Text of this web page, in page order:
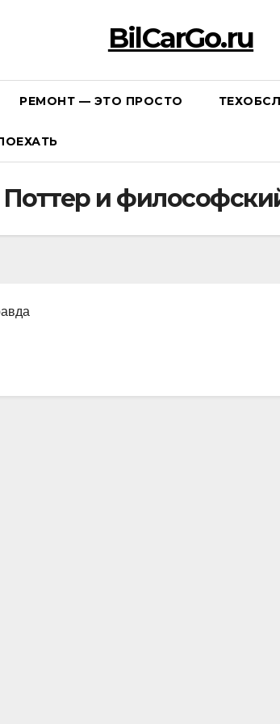
BilCarGo.ru
РЕМОНТ — ЭТО ПРОСТО
и